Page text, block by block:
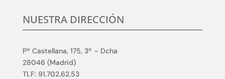
NUESTRA DIRECCIÓN
Pº Castellana, 175, 3º – Dcha
28046 (Madrid)
TLF: 91.702.62.53